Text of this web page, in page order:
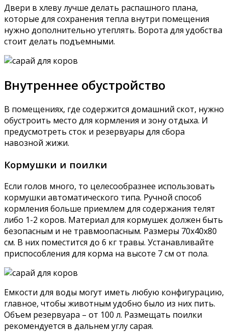
Двери в хлеву лучше делать распашного плана,
которые для сохранения тепла внутри помещения
нужно дополнительно утеплять. Ворота для удобства
стоит делать подъемными.
Внутреннее обустройство
В помещениях, где содержится домашний скот, нужно
обустроить место для кормления и зону отдыха. И
предусмотреть сток и резервуары для сбора
навозной жижи.
Кормушки и поилки
Если голов много, то целесообразнее использовать
кормушки автоматического типа. Ручной способ
кормления больше приемлем для содержания телят
либо 1-2 коров. Материал для кормушек должен быть
безопасным и не травмоопасным. Размеры 70x40x80
см. В них поместится до 6 кг травы. Устанавливайте
приспособления для корма на высоте 7 см от пола.
Емкости для воды могут иметь любую конфигурацию,
главное, чтобы животным удобно было из них пить.
Объем резервуара – от 100 л. Размещать поилки
рекомендуется в дальнем углу сарая.